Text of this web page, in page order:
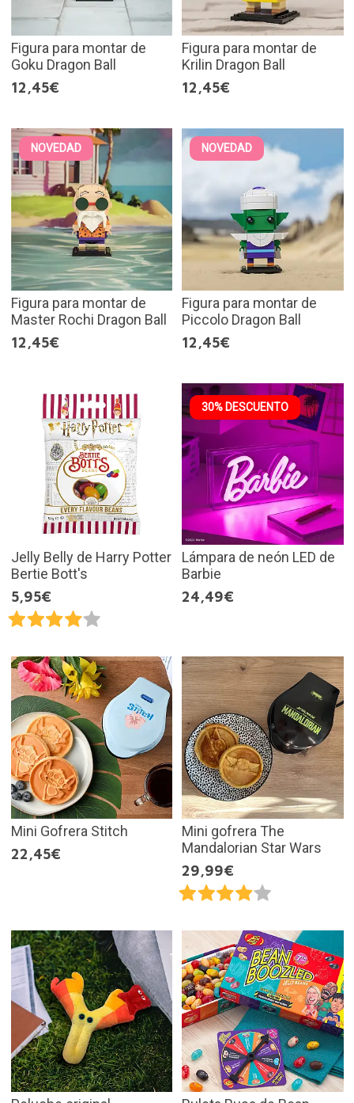
Figura para montar de
Goku Dragon Ball
12,45€
Figura para montar de
Krilin Dragon Ball
12,45€
NOVEDAD
Figura para montar de
Master Rochi Dragon Ball
12,45€
NOVEDAD
Figura para montar de
Piccolo Dragon Ball
12,45€
Jelly Belly de Harry Potter
Bertie Bott's
5,95€
30% DESCUENTO
Lámpara de neón LED de
Barbie
24,49€
Mini Gofrera Stitch
22,45€
Mini gofrera The
Mandalorian Star Wars
29,99€